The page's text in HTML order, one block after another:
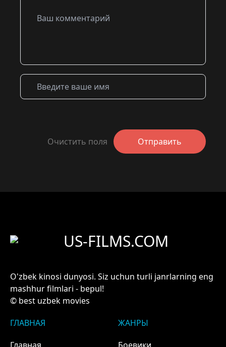
Очистить поля Отправить
US-FILMS.COM
O'zbek kinosi dunyosi. Siz uchun turli janrlarning eng
mashhur filmlari - bepul!
© best uzbek movies
ГЛАВНАЯ
ЖАНРЫ